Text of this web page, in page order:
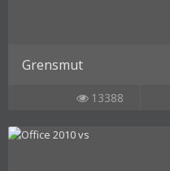
Grensmut
13388